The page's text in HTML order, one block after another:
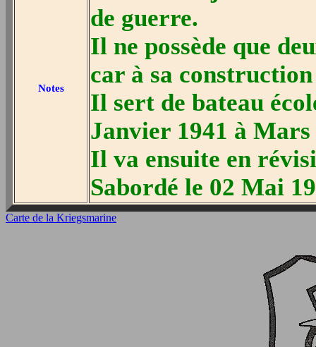
Notes
de guerre.
Il ne possède que
car à sa
Il sert de bateau
Janvier 1941 à Mars
Il va ensuite en
Sabordé le 02 Mai
Carte de la Kriegsmarine